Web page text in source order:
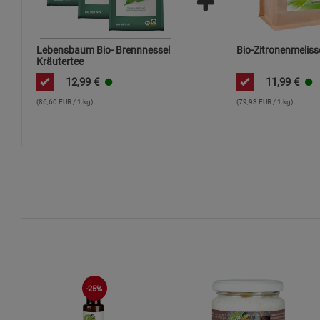
Lebensbaum Bio- Brennnessel
Kräutertee
12,99 €
(86,60 EUR / 1 kg)
Bio-
11,99 €
(79,93 EUR / 1 kg)
-25%